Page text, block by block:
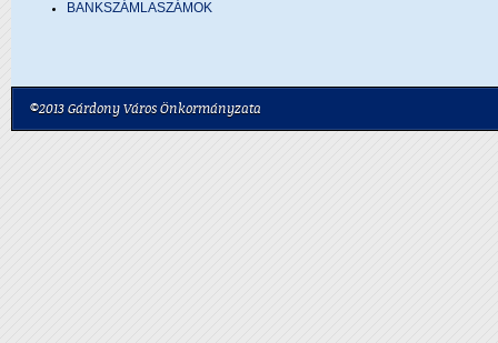
BANKSZÁMLASZÁMOK
©2013 Gárdony Város Önkormányzata